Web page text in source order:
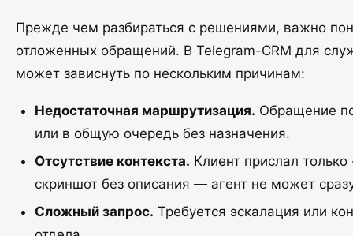
Прежде чем разбираться с решениями, важно
отложенных обращений. В Telegram-CRM для
может зависнуть по нескольким причинам:
Недостаточная маршрутизация. Обращение
или в общую очередь без назначения.
Отсутствие контекста. Клиент прислал
скриншот без описания — агент не может
Сложный запрос. Требуется эскалация или